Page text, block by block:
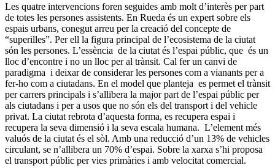
Les quatre intervencions foren seguides amb molt d’interès per part
de totes les persones assistents. En Rueda és un expert sobre els
espais urbans, conegut arreu per la creació del concepte de
“superilles”. Per ell la figura principal de l’ecosistema de la ciutat
són les persones. L’essència de la ciutat és l’espai públic, que és un
lloc d’encontre i no un lloc per al trànsit. Cal fer un canvi de
paradigma i deixar de considerar les persones com a vianants per a
fer-ho com a ciutadans. En el model que planteja es permet el trànsit
per carrers principals i s’allibera la major part de l’espai públic per
als ciutadans i per a usos que no són els del transport i del vehicle
privat. La ciutat rebrota d’aquesta forma, es recupera espai i
recupera la seva dimensió i la seva escala humana. L’element més
valuós de la ciutat és el sòl. Amb una reducció d’un 13% de vehicles
circulant, se n’allibera un 70% d’espai. Sobre la xarxa s’hi proposa
el transport públic per vies primàries i amb velocitat comercial.